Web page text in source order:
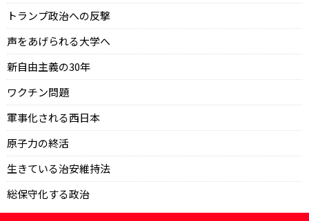
トランプ政治への反撃
声をあげられる大学へ
新自由主義の30年
ワクチン問題
軍事化される西日本
原子力の終活
生きている治安維持法
総保守化する政治